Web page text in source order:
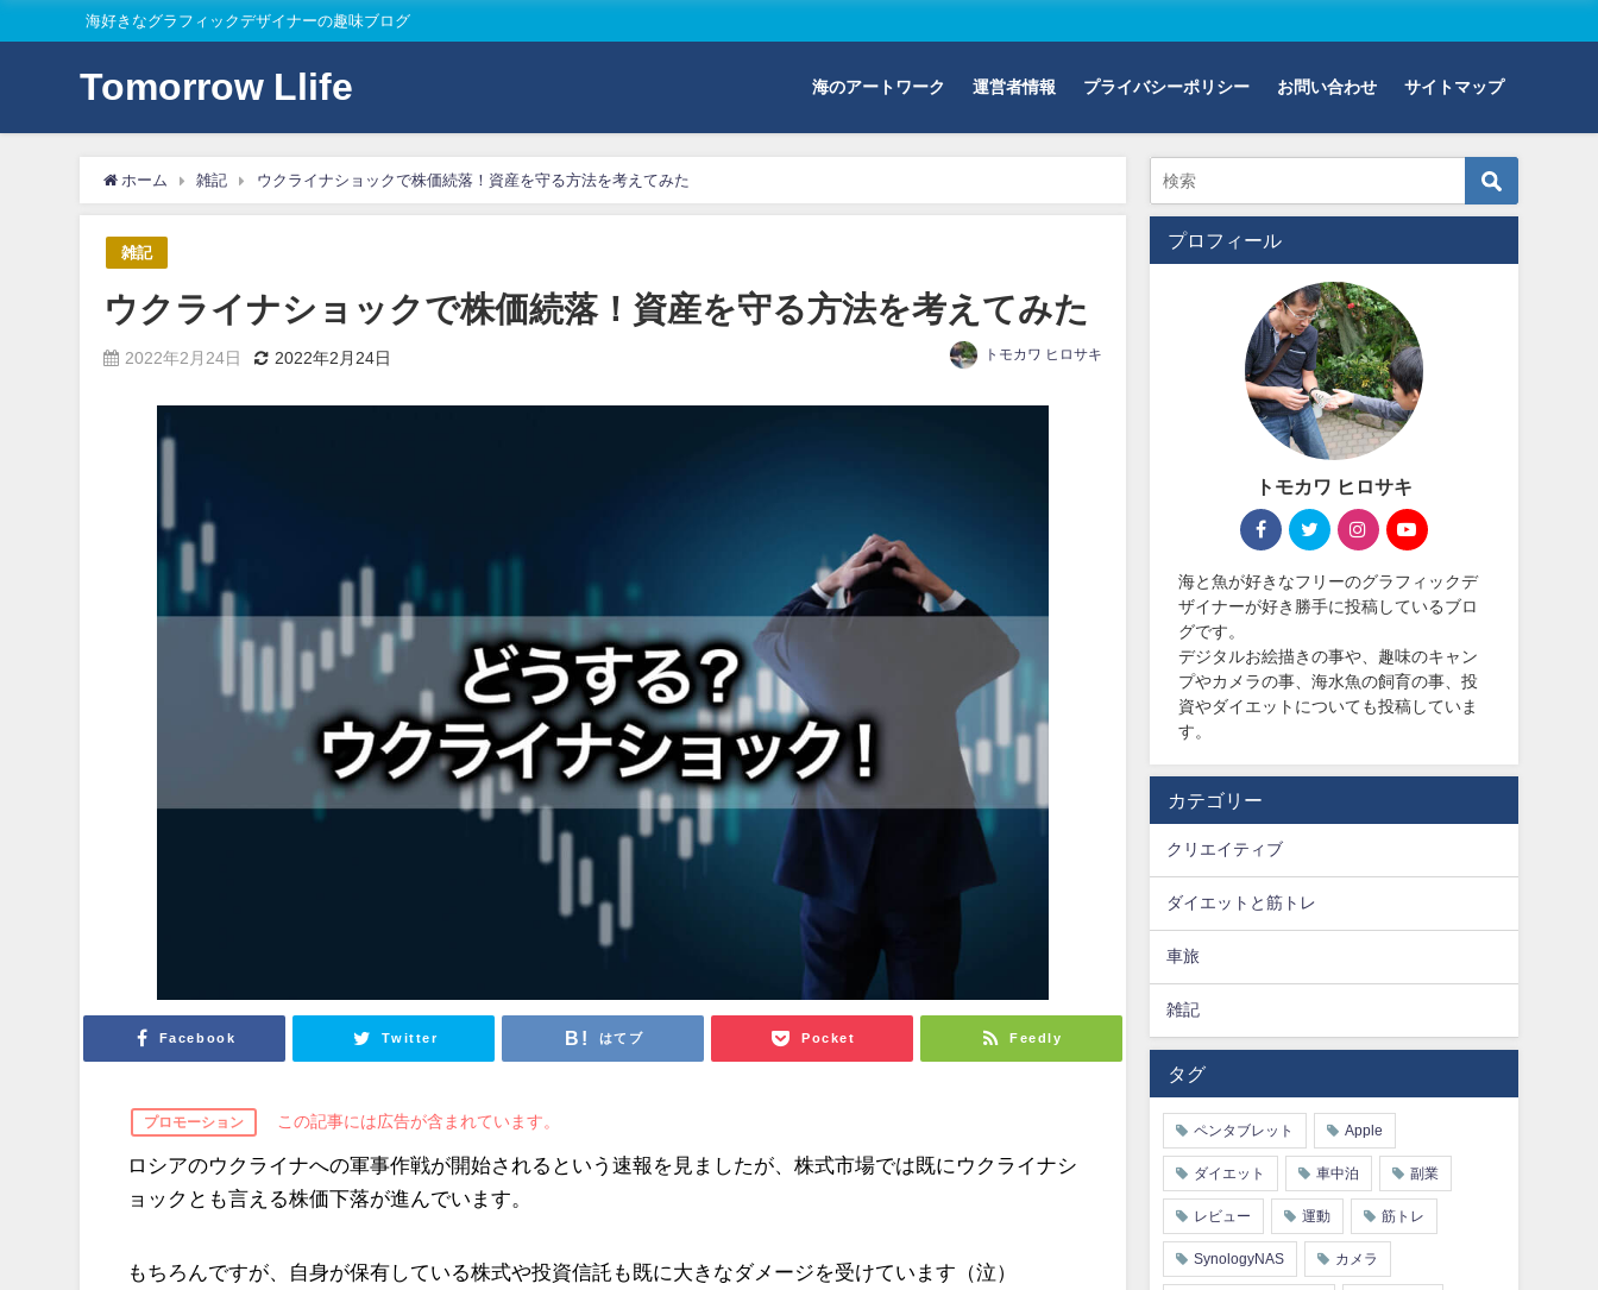
海好きなグラフィックデザイナーの趣味ブログ
Tomorrow Llife 海のアートワーク 運営者情報 プライバシーポリシー お問い合わせ サイトマップ
ホーム 雑記 ウクライナショックで株価続落！資産を守る方法を考えてみた
雑記
ウクライナショックで株価続落！資産を守る方法を考えてみた
2022年2月24日 2022年2月24日 トモカワ ヒロサキ
Facebook Twitter はてブ Pocket Feedly
プロモーション この記事には広告が含まれています。
ロシアのウクライナへの軍事作戦が開始されるという速報を見ましたが、株式市場では既にウクライナシ
ョックとも言える株価下落が進んでいます。
もちろんですが、自身が保有している株式や投資信託も既に大きなダメージを受けています（泣）
プロフィール
トモカワ ヒロサキ
海と魚が好きなフリーのグラフィックデ
ザイナーが好き勝手に投稿しているブロ
グです。
デジタルお絵描きの事や、趣味のキャン
プやカメラの事、海水魚の飼育の事、投
資やダイエットについても投稿していま
す。
カテゴリー
クリエイティブ
ダイエットと筋トレ
車旅
雑記
タグ
ペンタブレット Apple
ダイエット 車中泊 副業
レビュー 運動 筋トレ
SynologyNAS カメラ